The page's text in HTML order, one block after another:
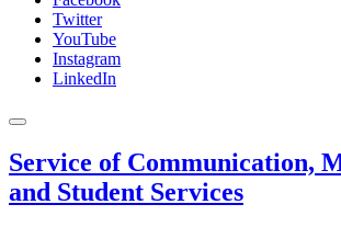
Twitter
YouTube
Instagram
LinkedIn
Service of Communication,
and Student Services